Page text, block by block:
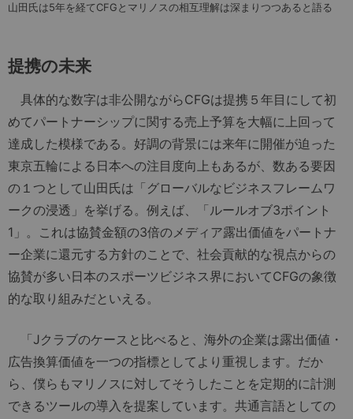
山田氏は5年を経てCFGとマリノスの相互理解は深まりつつあると語る
提携の未来
具体的な数字は非公開ながらCFGは提携５年目にして初
めてパートナーシップに関する売上予算を大幅に上回って
達成した模様である。好調の背景には来年に開催が迫った
東京五輪による日本への注目度向上もあるが、数ある要因
の１つとして山田氏は「グローバルなビジネスフレームワ
ークの浸透」を挙げる。例えば、「ルールオブ3ポイント
1」。これは協賛金額の3倍のメディア露出価値をパートナ
ー企業に還元する方針のことで、社会貢献的な視点からの
協賛が多い日本のスポーツビジネス界においてCFGの象徴
的な取り組みだといえる。
「Jクラブのケースと比べると、海外の企業は露出価値・
広告換算価値を一つの指標としてより重視します。だか
ら、僕らもマリノスに対してそうしたことを定期的に計測
できるツールの導入を提案しています。共通言語としての